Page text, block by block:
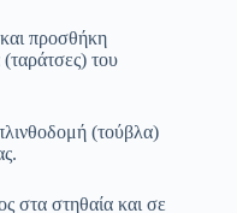
προσθήκη
του
(τούβλα)
στα στηθαία και σε